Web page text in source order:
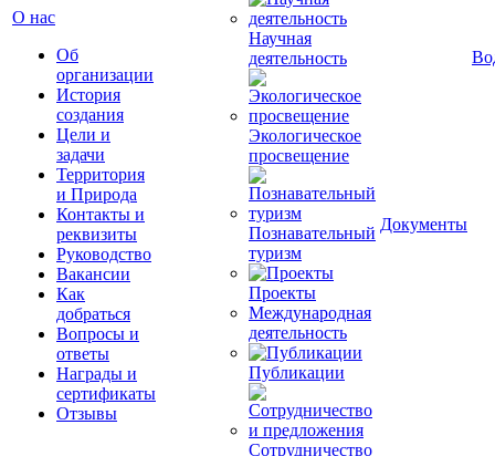
О нас
Об
организации
История
создания
Цели и
задачи
Территория
и Природа
Контакты и
реквизиты
Руководство
Вакансии
Как
добраться
Вопросы и
ответы
Награды и
сертификаты
Отзывы
Научная
деятельность
Экологическое
просвещение
Познавательный
туризм
Проекты
Международная
деятельность
Публикации
Сотрудничество
Документы